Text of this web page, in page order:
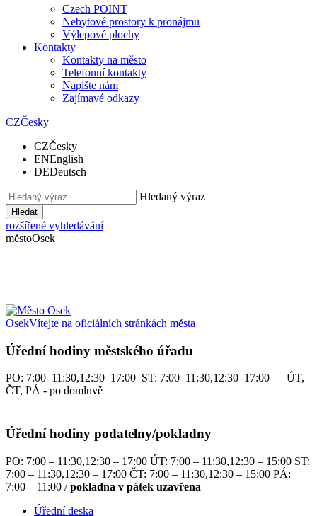
Czech POINT
Nebytové prostory k pronájmu
Výlepové plochy
Kontakty
Kontakty na město
Telefonní kontakty
Napište nám
Zajímavé odkazy
CZČesky
CZČesky
ENEnglish
DEDeutsch
Hledaný výraz
Hledat
rozšířené vyhledávání
městoOsek
OsekVítejte na oficiálních stránkách města
Úřední hodiny městského úřadu
PO: 7:00–11:30,12:30–17:00 ST: 7:00–11:30,12:30–17:00 ÚT,
ČT, PÁ - po domluvě
Úřední hodiny podatelny/pokladny
PO: 7:00 – 11:30,12:30 – 17:00 ÚT: 7:00 – 11:30,12:30 – 15:00 ST:
7:00 – 11:30,12:30 – 17:00 ČT: 7:00 – 11:30,12:30 – 15:00 PÁ:
7:00 – 11:00 /pokladna v pátek uzavřena
Úřední deska